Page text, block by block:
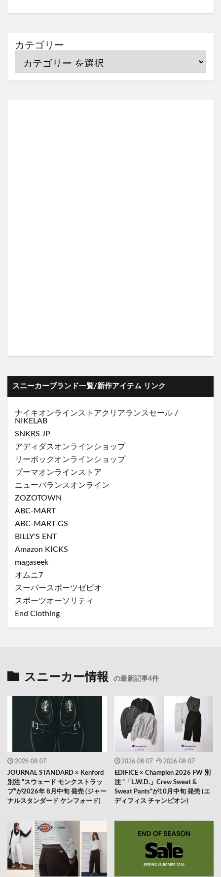
カテゴリー
スニーカーブランド一覧/新作アイテム リンク
ナイキオンラインストアクリアランスセール /
NIKELAB
SNKRS JP
アディダスオンラインショップ
リーボックオンラインショップ
プーマオンラインストア
ニューバランスオンライン
ZOZOTOWN
ABC-MART
ABC-MART GS
BILLY'S ENT
Amazon KICKS
magaseek
オムニ7
スーパースポーツゼビオ
スポーツオーソリティ
End Clothing
スニーカー情報 の最新記事4件
2026-08-07
JOURNAL STANDARD × Kenford
別注 “スウェード モンクストラッ
プ”が2026年 8月中旬 発売 (ジャー
ナルスタンダード ケンフォード)
2026-08-07 2026-08-07
EDIFICE × Champion 2026 FW 別
注 “「L.W.D.」Crew Sweat &
Sweat Pants”が10月中旬 発売 (エ
ディフィス チャンピオン)